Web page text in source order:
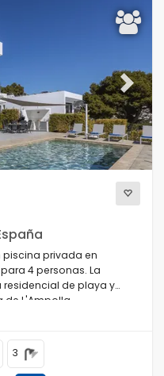
Next
privada en
4 personas. La
de playa y
de L'Ampolla.
3